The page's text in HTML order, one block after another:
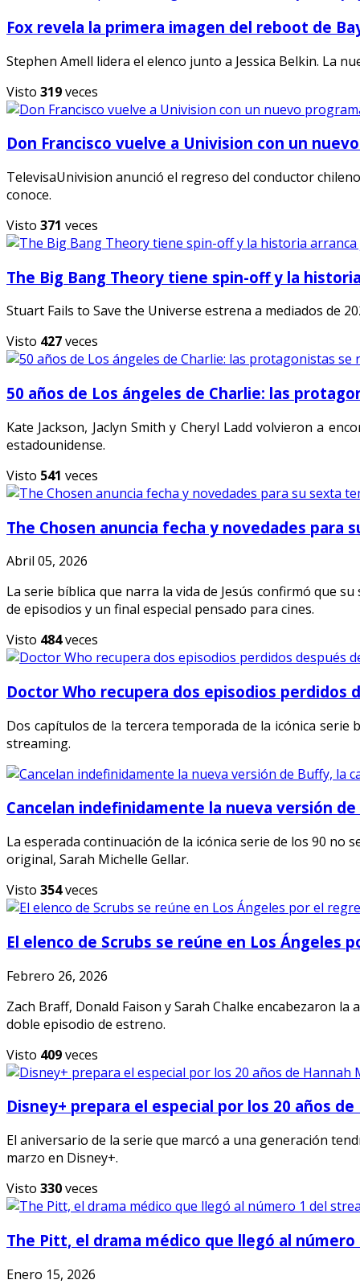
Fox revela la primera imagen del reboot de
Stephen Amell lidera el elenco junto a Jessica Belkin. La
Visto 319veces
Don Francisco vuelve a Univision con un
TelevisaUnivision anunció el regreso del conductor
conoce.
Visto 371 veces
The Big Bang Theory tiene spin-off y la
Stuart Fails to Save the Universe estrena a mediados de
Visto 427veces
50 años de Los ángeles de Charlie: las
Kate Jackson, Jaclyn Smith y Cheryl Ladd volvieron a
estadounidense.
Visto 541 veces
The Chosen anuncia fecha y novedades para
Abril 05, 2026
La serie bíblica que narra la vida de Jesús confirmó que
de episodios y un final especial pensado para cines.
Visto 484veces
Doctor Who recupera dos episodios perdidos
Dos capítulos de la tercera temporada de la icónica
streaming.
Cancelan indefinidamente la nueva versión
La esperada continuación de la icónica serie de los 90 no
original, Sarah Michelle Gellar.
Visto 354veces
El elenco de Scrubs se reúne en Los Ángeles
Febrero 26, 2026
Zach Braff, Donald Faison y Sarah Chalke encabezaron
doble episodio de estreno.
Visto 409veces
Disney+ prepara el especial por los 20 años
El aniversario de la serie que marcó a una generación
marzo en Disney+.
Visto 330veces
The Pitt, el drama médico que llegó al
Enero 15, 2026